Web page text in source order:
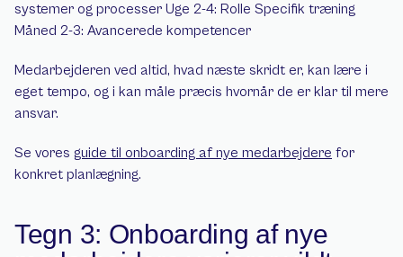
systemer og processer Uge 2-4: Rolle Specifik træning
Måned 2-3: Avancerede kompetencer
Medarbejderen ved altid, hvad næste skridt er, kan lære i
eget tempo, og i kan måle præcis hvornår de er klar til mere
ansvar.
Se vores guide til onboarding af nye medarbejdere for
konkret planlægning.
Tegn 3: Onboarding af nye